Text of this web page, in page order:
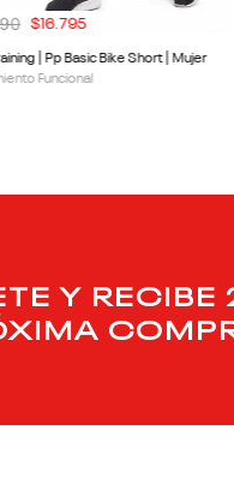
| Pp Basic Bike Short | Mujer
Funcional
$16.795
Y